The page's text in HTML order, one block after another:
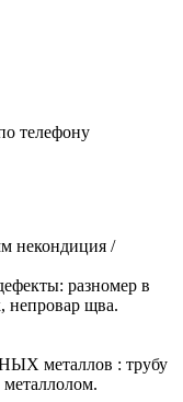
телефону
некондиция /
разномер в
непровар щва.
металлов : трубу
металлолом.